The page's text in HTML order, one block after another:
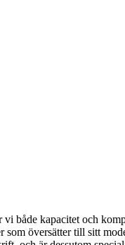
både kapacitet och
översätter till sitt